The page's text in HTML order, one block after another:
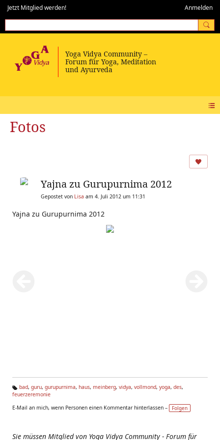
Jetzt Mitglied werden! Anmelden
Fotos
Yajna zu Gurupurnima 2012
Gepostet von Lisa am 4. Juli 2012 um 11:31
Yajna zu Gurupurnima 2012
Ta
s:
bad, guru, gurupurnima, haus, meinberg, vidya, vollmond, yoga, des,
feuerzeremonie
E-Mail an mich, wenn Personen einen Kommentar hinterlassen –
Folgen
Sie müssen Mitglied von Yoga Vidya Community - Forum für